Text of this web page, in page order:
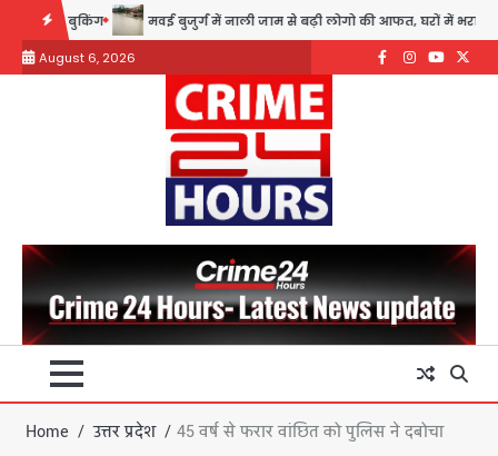
content
मवई बुजुर्ग में नाली जाम से बढ़ी लोगो की आफत, घरों में भरा पानी, कई मकान
August 6, 2026 FacebookInstagram
youtube
Home उत्तर प्रदेश 45 वर्ष से फरार वांछित को पुलिस ने दबोचा